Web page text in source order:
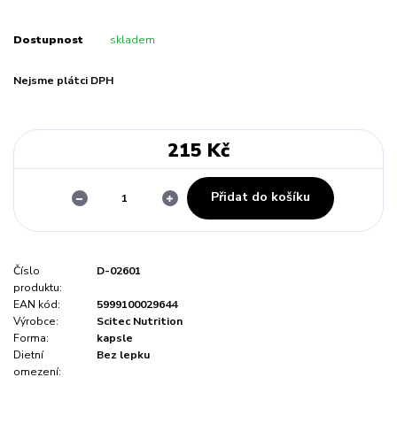
Dostupnost skladem
Nejsme plátci DPH
215 Kč
Přidat do košíku
Číslo
produktu:
D-02601
EAN kód:
5999100029644
Výrobce:
Scitec Nutrition
Forma:
kapsle
Dietní
omezení:
Bez lepku